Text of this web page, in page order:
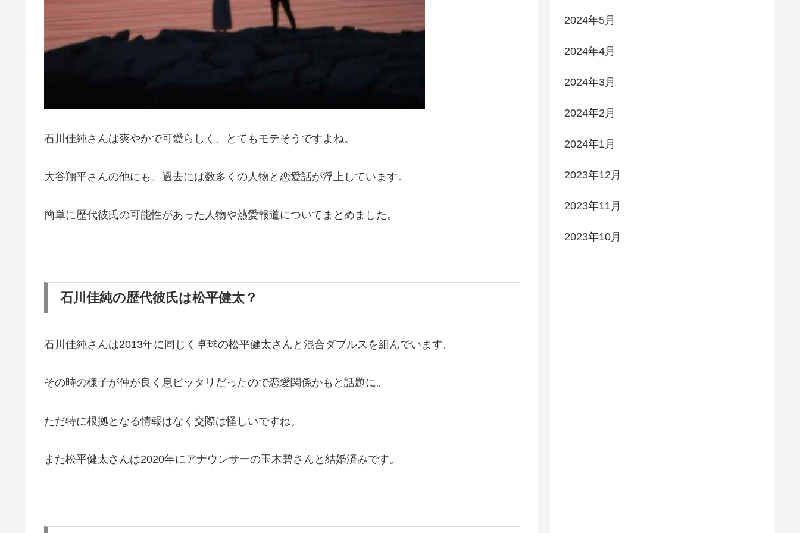
石川佳純さんは爽やかで可愛らしく、とてもモテそうですよね。
大谷翔平さんの他にも、過去には数多くの人物と恋愛話が浮上しています。
簡単に歴代彼氏の可能性があった人物や熱愛報道についてまとめました。
石川佳純の歴代彼氏は松平健太？
石川佳純さんは2013年に同じく卓球の松平健太さんと混合ダブルスを組んでいます。
その時の様子が仲が良く息ピッタリだったので恋愛関係かもと話題に。
ただ特に根拠となる情報はなく交際は怪しいですね。
また松平健太さんは2020年にアナウンサーの玉木碧さんと結婚済みです。
2024年5月
2024年4月
2024年3月
2024年2月
2024年1月
2023年12月
2023年11月
2023年10月